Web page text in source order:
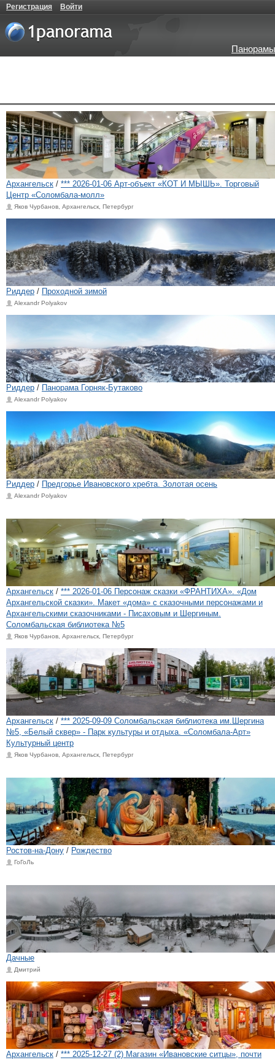
Регистрация Войти
Архангельск / *** 2026-01-06 Арт-объект «КОТ И МЫШЬ». Торговый
Центр «Соломбала-молл»
Яков Чурбанов, Архангельск, Петербург
Риддер / Проходной зимой
Alexandr Polyakov
Риддер / Панорама Горняк-Бутаково
Alexandr Polyakov
Риддер / Предгорье Ивановского хребта. Золотая осень
Alexandr Polyakov
Архангельск / *** 2026-01-06 Персонаж сказки «ФРАНТИХА». «Дом
Архангельской сказки». Макет «дома» с сказочными персонажами и
Архангельскими сказочниками - Писаховым и Шергиным.
Соломбальская библиотека №5
Яков Чурбанов, Архангельск, Петербург
Архангельск / *** 2025-09-09 Соломбальская библиотека им.Шергина
№5, «Белый сквер» - Парк культуры и отдыха. «Соломбала-Арт»
Культурный центр
Яков Чурбанов, Архангельск, Петербург
Ростов-на-Дону / Рождество
ГоГоЛь
Дачные
Дмитрий
Архангельск / *** 2025-12-27 (2) Магазин «Ивановские ситцы», почти